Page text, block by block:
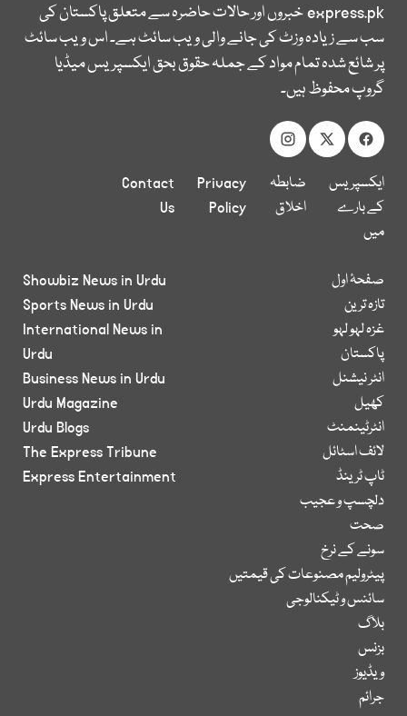
express.pkخبروں اور حالات حاضرہ سے متعلق پاکستان کی
سب سے زیادہ وزٹ کی جانے والی ویب سائٹ ہے۔ اس ویب سائٹ
پر شائع شدہ تمام مواد کے جملہ حقوق بحق ایکسپریس میڈیا
گروپ محفوظ ہیں۔
ایکسپریس
کے بارے
میں
ضابطہ
اخلاق
Privacy
Policy
Contact
Us
صفحۂ اول
تازہ ترین
غزہ لہو لہو
پاکستان
انٹر نیشنل
کھیل
انٹرٹینمنٹ
لائف اسٹائل
ٹاپ ٹرینڈ
دلچسپ و عجیب
صحت
سونے کے نرخ
پیٹرولیم مصنوعات کی قیمتیں
سائنس و ٹیکنالوجی
بلاگ
بزنس
ویڈیوز
جرائم
Showbiz News in Urdu
Sports News in Urdu
International News in
Urdu
Business News in Urdu
Urdu Magazine
Urdu Blogs
The Express Tribune
Express Entertainment